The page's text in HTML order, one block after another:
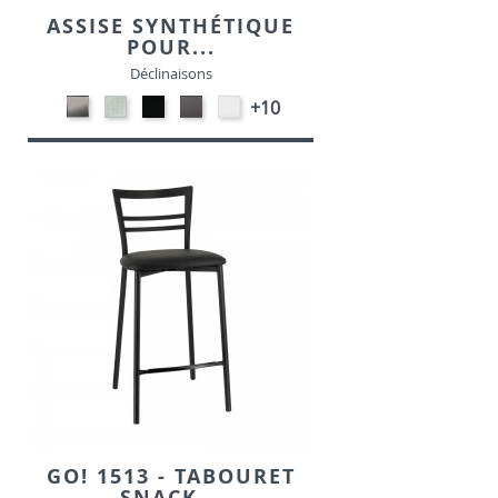
ASSISE SYNTHÉTIQUE
POUR...
Déclinaisons
CARBON
LOOK-
SIMILI
ALU-
SIMILI
NOIR-
SIMILI
GRIS-
SIMILI
EKOS
BLANC-
SIMILI
+10
GO! 1513 - TABOURET